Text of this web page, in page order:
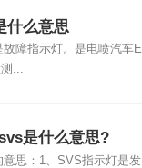
什么意思
障指示灯。是电喷汽车E
...
是什么意思?
思：1、SVS指示灯是发